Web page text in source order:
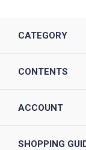
CATEGORY
CONTENTS
ACCOUNT
SHOPPING